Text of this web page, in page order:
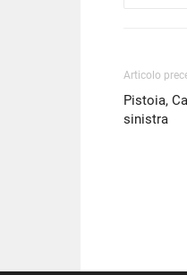
Articolo
Pistoia,
sinistra